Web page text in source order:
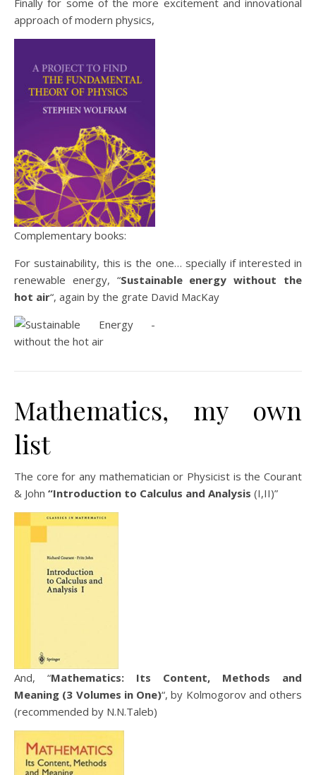
approach of modern physics,
Complementary books:
For sustainability, this is the one… specially if interested in
renewable energy, “Sustainable energy without the
hot air“, again by the grate David MacKay
Mathematics, my own
list
The core for any mathematician or Physicist is the Courant
& John “Introduction to Calculus and Analysis (I,II)”
And, “Mathematics: Its Content, Methods and
Meaning (3 Volumes in One)“, by Kolmogorov and others
(recommended by N.N.Taleb)